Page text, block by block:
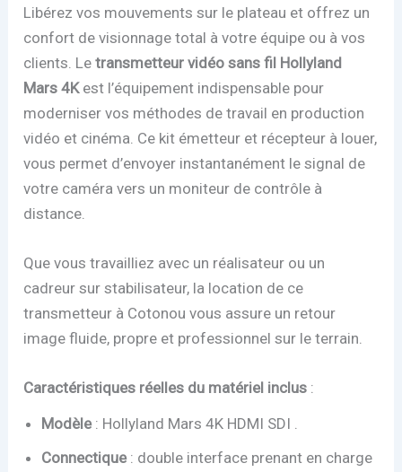
Libérez vos mouvements sur le plateau et offrez un
confort de visionnage total à votre équipe ou à vos
clients. Letransmetteur vidéo sans fil Hollyland
Mars 4K est l’équipement indispensable pour
moderniser vos méthodes de travail en production
vidéo et cinéma. Ce kit émetteur et récepteur à louer,
vous permet d’envoyer instantanément le signal de
votre caméra vers un moniteur de contrôle à
distance.
Que vous travailliez avec un réalisateur ou un
cadreur sur stabilisateur, la location de ce
transmetteur à Cotonou vous assure un retour
image fluide, propre et professionnel sur le terrain.
Caractéristiques réelles du matériel inclus :
Modèle : Hollyland Mars 4K HDMI SDI .
Connectique : double interface prenant en charge